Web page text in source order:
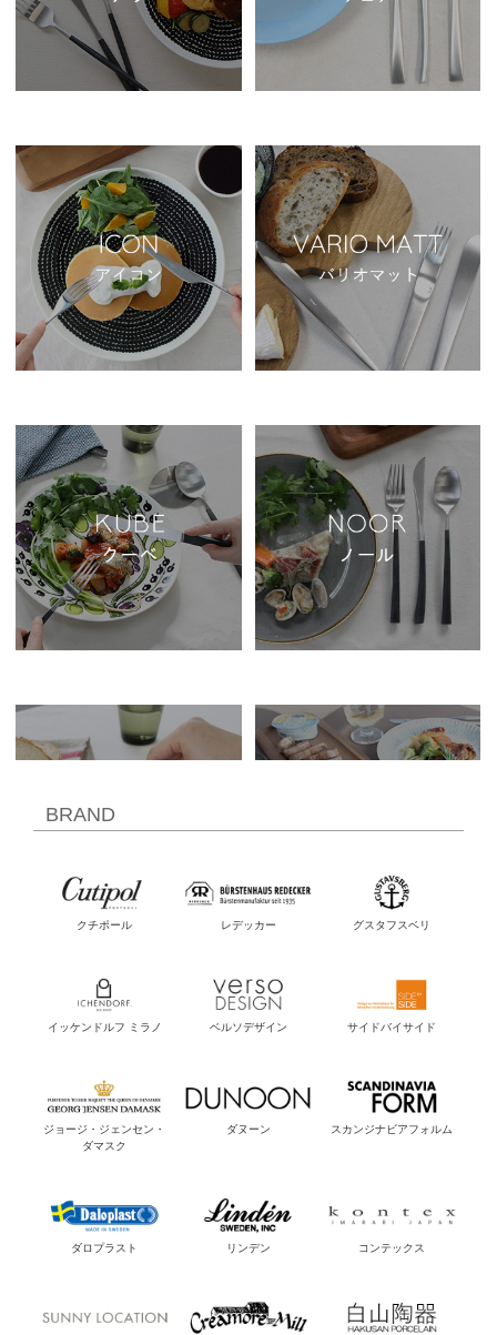
BRAND
クチポール レデッカー グスタフスベリ
イッケンドルフ ミラノ ベルソデザイン サイドバイサイド
ジョージ・ジェンセン・
ダマスク
ダヌーン スカンジナビアフォルム
ダロプラスト リンデン コンテックス